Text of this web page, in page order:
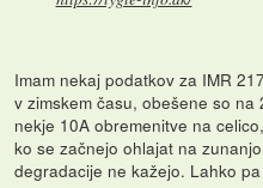
Imam nekaj podatkov za IMR
v zimskem času, obešene so
nekje 10A obremenitve na
ko se začnejo ohlajat na
degradacije ne kažejo. Lahko